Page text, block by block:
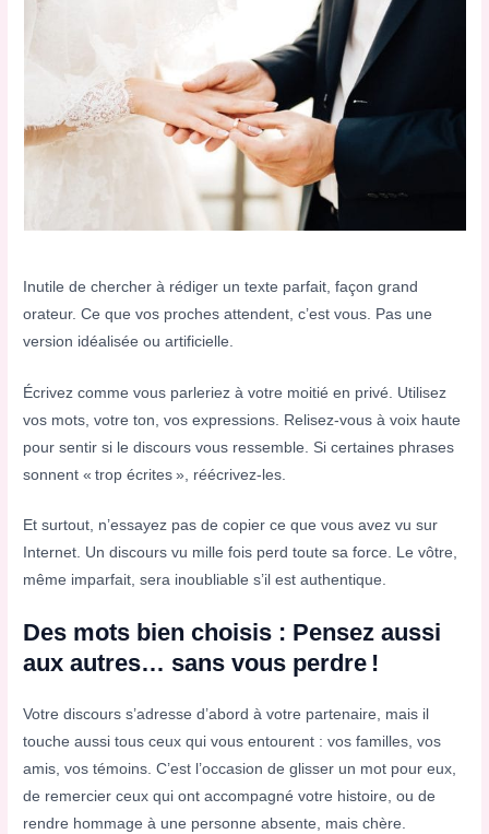
Inutile de chercher à rédiger un texte parfait, façon grand
orateur. Ce que vos proches attendent, c’est vous. Pas une
version idéalisée ou artificielle.
Écrivez comme vous parleriez à votre moitié en privé. Utilisez
vos mots, votre ton, vos expressions. Relisez-vous à voix haute
pour sentir si le discours vous ressemble. Si certaines phrases
sonnent « trop écrites », réécrivez-les.
Et surtout, n’essayez pas de copier ce que vous avez vu sur
Internet. Un discours vu mille fois perd toute sa force. Le vôtre,
même imparfait, sera inoubliable s’il est authentique.
Des mots bien choisis : Pensez aussi
aux autres… sans vous perdre !
Votre discours s’adresse d’abord à votre partenaire, mais il
touche aussi tous ceux qui vous entourent : vos familles, vos
amis, vos témoins. C’est l’occasion de glisser un mot pour eux,
de remercier ceux qui ont accompagné votre histoire, ou de
rendre hommage à une personne absente, mais chère.